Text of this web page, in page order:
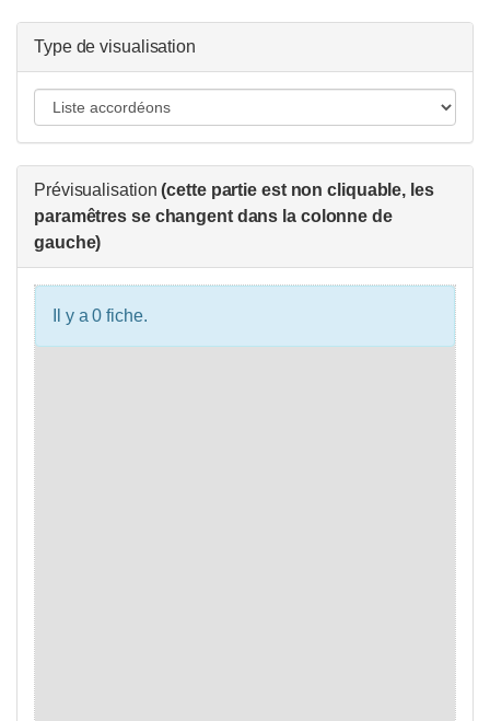
Type de visualisation
Prévisualisation(cette partie est non cliquable, les
paramêtres se changent dans la colonne de
gauche)